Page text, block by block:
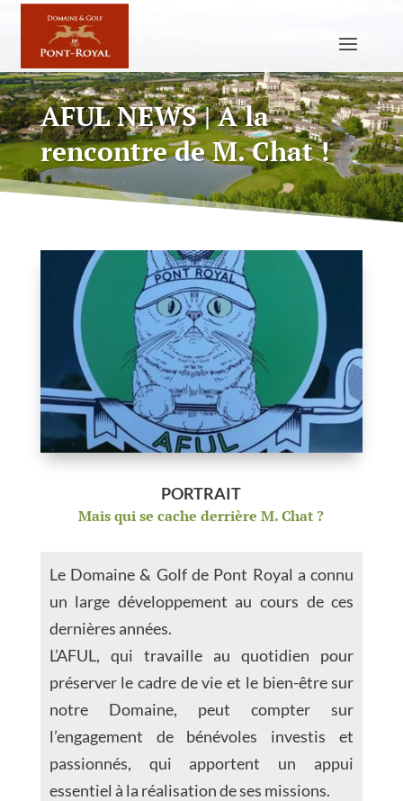
AFUL NEWS | A la
rencontre de M. Chat !
PORTRAIT
Mais qui se cache derrière M. Chat ?
Le Domaine & Golf de Pont Royal a connu
un large développement au cours de ces
dernières années.
L’AFUL, qui travaille au quotidien pour
préserver le cadre de vie et le bien-être sur
notre Domaine, peut compter sur
l’engagement de bénévoles investis et
passionnés, qui apportent un appui
essentiel à la réalisation de ses missions.